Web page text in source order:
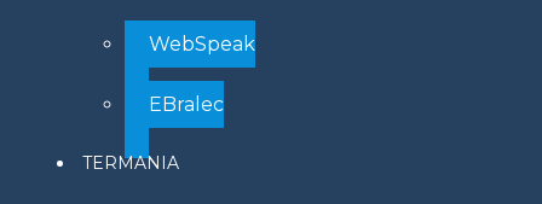
WebSpeak
EBralec
TERMANIA